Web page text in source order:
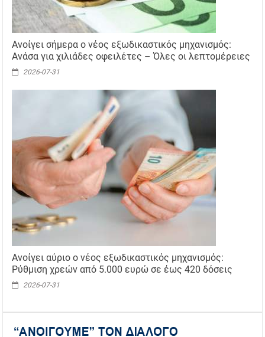
Ανοίγει σήμερα ο νέος εξωδικαστικός μηχανισμός:
Ανάσα για χιλιάδες οφειλέτες – Όλες οι λεπτομέρειες
2026-07-31
Ανοίγει αύριο ο νέος εξωδικαστικός μηχανισμός:
Ρύθμιση χρεών από 5.000 ευρώ σε έως 420 δόσεις
2026-07-31